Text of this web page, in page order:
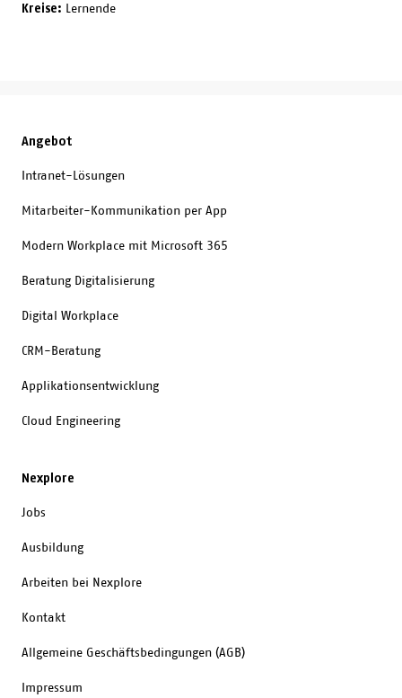
Kreise: Lernende
Angebot
Intranet-Lösungen
Mitarbeiter-Kommunikation per App
Modern Workplace mit Microsoft 365
Beratung Digitalisierung
Digital Workplace
CRM-Beratung
Applikationsentwicklung
Cloud Engineering
Nexplore
Jobs
Ausbildung
Arbeiten bei Nexplore
Kontakt
Allgemeine Geschäftsbedingungen (AGB)
Impressum